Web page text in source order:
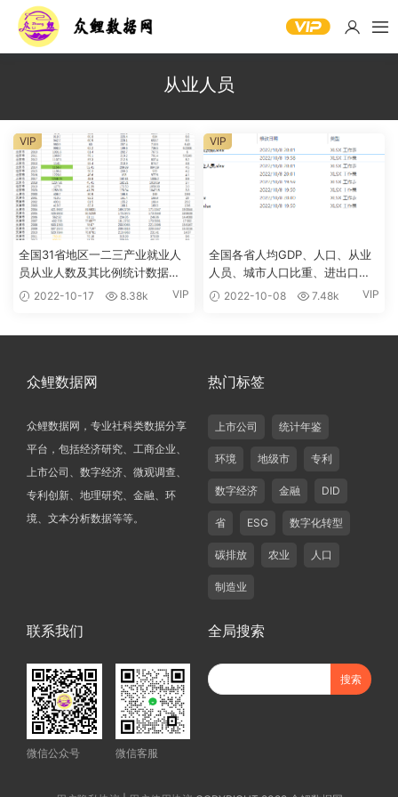
从业人员
全国31省地区一二三产业就业人
员从业人数及其比例统计数据
2000-2020年
2022-10-17 8.38k VIP
VIP
全国各省人均GDP、人口、从业
人员、城市人口比重、进出口总
额、固定资产投资等统计数据
2022-10-08 7.48k VIP
VIP
众鲤数据网
众鲤数据网，专业社科类数据分享
平台，包括经济研究、工商企业、
上市公司、数字经济、微观调查、
专利创新、地理研究、金融、环
境、文本分析数据等等。
热门标签
上市公司 统计年鉴
环境 地级市 专利
数字经济 金融 DID
省 ESG 数字化转型
碳排放 农业 人口
制造业
联系我们
微信公众号 微信客服
全局搜索